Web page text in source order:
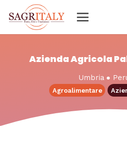
Azienda Agricola
Umbria ●
Agroalimentare